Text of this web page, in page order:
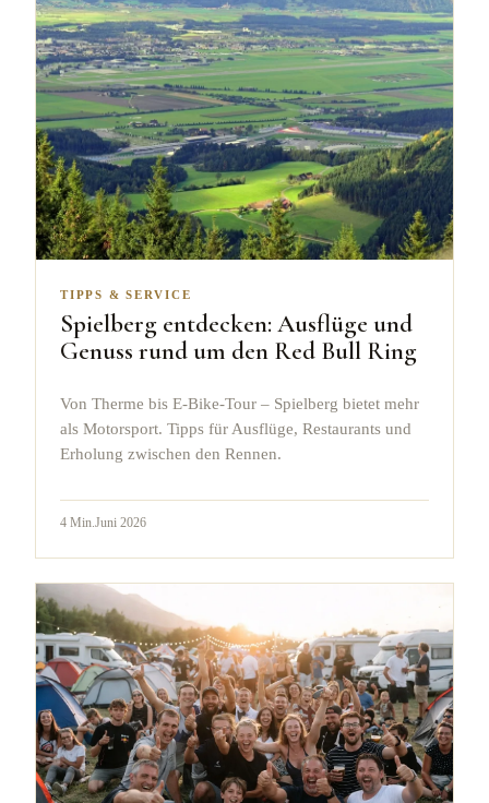
TIPPS & SERVICE
Spielberg entdecken: Ausflüge und
Genuss rund um den Red Bull Ring
Von Therme bis E-Bike-Tour – Spielberg bietet mehr
als Motorsport. Tipps für Ausflüge, Restaurants und
Erholung zwischen den Rennen.
4 Min.Juni 2026